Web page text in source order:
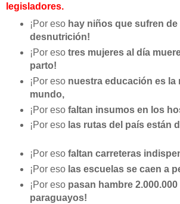
legisladores.
¡Por eso hay niños que sufren de
desnutrición!
¡Por eso tres mujeres al día
parto!
¡Por eso nuestra educación es la
mundo,
¡Por eso faltan insumos en los
¡Por eso las rutas del país están
¡Por eso faltan carreteras
¡Por eso las escuelas se caen a
¡Por eso pasan hambre 2.000.000
paraguayos!